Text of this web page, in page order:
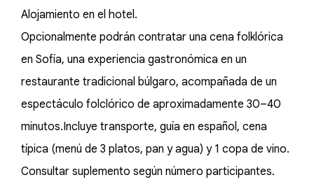
Alojamiento en el hotel.
Opcionalmente podrán contratar una cena folklórica
en Sofía, una experiencia gastronómica en un
restaurante tradicional búlgaro, acompañada de un
espectáculo folclórico de aproximadamente 30–40
minutos.Incluye transporte, guía en español, cena
típica (menú de 3 platos, pan y agua) y 1 copa de vino.
Consultar suplemento según número participantes.